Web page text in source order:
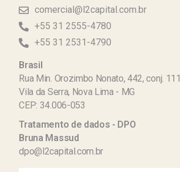
comercial@l2capital.com.br
+55 31 2555-4780
+55 31 2531-4790
Brasil
Rua Min. Orozimbo Nonato, 442, conj.
Vila da Serra, Nova Lima - MG
CEP: 34.006-053
Tratamento de dados - DPO
Bruna Massud
dpo@l2capital.com.br